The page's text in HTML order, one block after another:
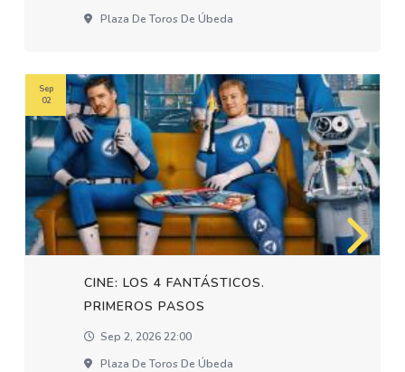
Plaza De Toros De Úbeda
CINE: LOS 4 FANTÁSTICOS.
PRIMEROS PASOS
Sep 2, 2026 22:00
Plaza De Toros De Úbeda
Sep
02